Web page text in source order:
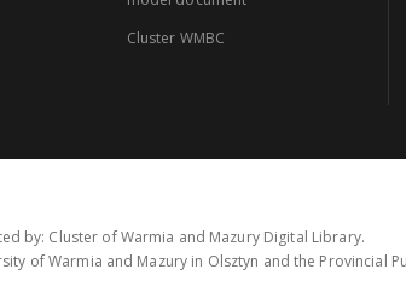
Cluster WMBC
by: Cluster of Warmia and Mazury Digital Library.
of Warmia and Mazury in Olsztyn and the Provincial